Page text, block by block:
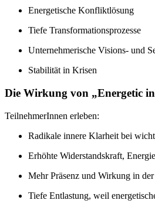
Energetische Konfliktlösung
Tiefe Transformationsprozesse
Unternehmerische Visions- und
Stabilität in Krisen
Die Wirkung von „Energetic
TeilnehmerInnen erleben:
Radikale innere Klarheit bei
Erhöhte Widerstandskraft,
Mehr Präsenz und Wirkung in
Tiefe Entlastung, weil